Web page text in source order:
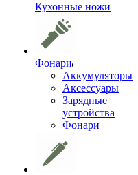
Кухонные ножи
Фонари
Аккумуляторы
Аксессуары
Зарядные
устройства
Фонари